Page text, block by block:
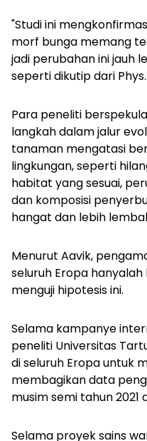
"Studi ini
morf bunga memang
jadi perubahan ini jauh
seperti dikutip dari Phys.
Para peneliti
langkah dalam jalur
tanaman mengatasi
lingkungan, seperti
habitat yang sesuai,
dan komposisi
hangat dan lebih
Menurut Aavik,
seluruh Eropa
menguji hipotesis ini.
Selama kampanye
peneliti Universitas
di seluruh Eropa untuk
membagikan data
musim semi tahun 2021
Selama proyek sains